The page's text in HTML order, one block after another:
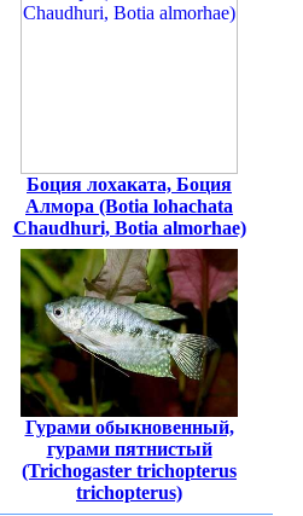
Боция лохаката, Боция
Алмора (Botia lohachata
Chaudhuri, Botia almorhae)
Гурами обыкновенный,
гурами пятнистый
(Trichogaster trichopterus
trichopterus)